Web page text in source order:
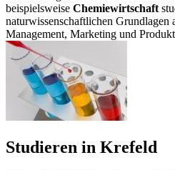
beispielsweise Chemiewirtschaft
naturwissenschaftlichen Grundlagen
Management, Marketing und
Studieren in Krefeld